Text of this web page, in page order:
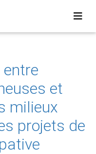
entre
et
milieux
projets de